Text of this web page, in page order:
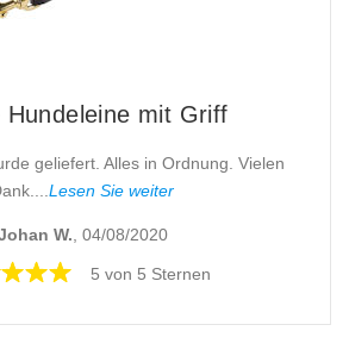
Hundeleine mit Griff
geliefert. Alles in Ordnung. Vielen
Lesen Sie weiter
W. , 04/08/2020
5 von 5 Sternen